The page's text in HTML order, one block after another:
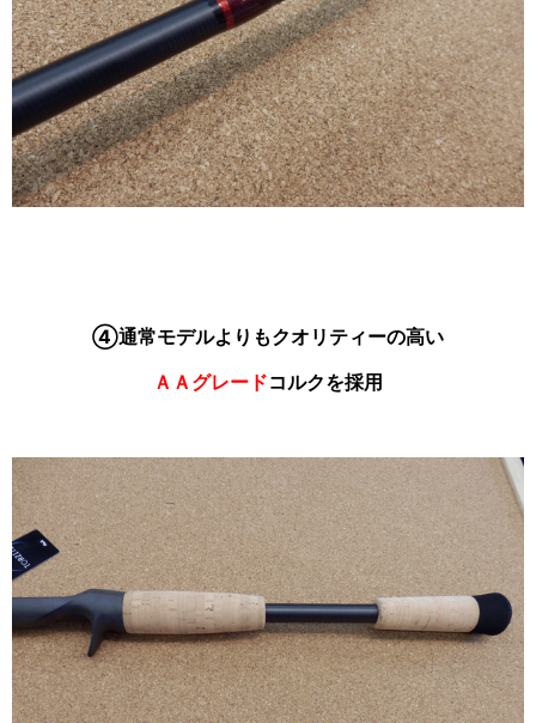
④通常モデルよりもクオリティーの高い
ＡＡグレードコルクを採用